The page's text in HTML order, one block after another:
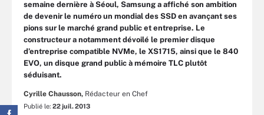
semaine dernière à Séoul, Samsung a affiché son ambition
de devenir le numéro un mondial des SSD en avançant ses
pions sur le marché grand public et entreprise. Le
constructeur a notamment dévoilé le premier disque
d’entreprise compatible NVMe, le XS1715, ainsi que le 840
EVO, un disque grand public à mémoire TLC plutôt
séduisant.
Cyrille Chausson, Rédacteur en Chef
Publié le: 22 juil. 2013